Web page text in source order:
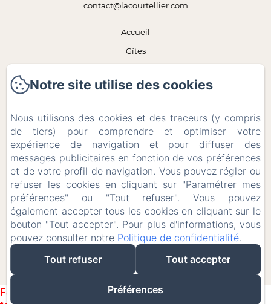
contact@lacourtellier.com
Accueil
Gîtes
Expériences
Politique de confidentialité
Informations légales
Informations sur les cookies
EN
FR
Failed to load BookingEngine/index: Loading chunk 1322
Notre site utilise des cookies
Nous utilisons des cookies et des traceurs (y compris
de tiers) pour comprendre et optimiser votre
expérience de navigation et pour diffuser des
messages publicitaires en fonction de vos préférences
et de votre profil de navigation. Vous pouvez régler ou
refuser les cookies en cliquant sur "Paramétrer mes
préférences" ou "Tout refuser". Vous pouvez
également accepter tous les cookies en cliquant sur le
bouton "Tout accepter". Pour plus d'informations, vous
pouvez consulter notre Politique de confidentialité.
Tout refuser
Tout accepter
Préférences